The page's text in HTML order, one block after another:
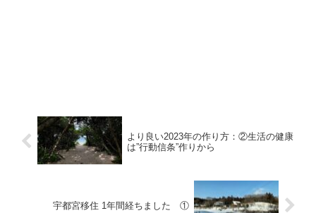
より良い2023年の作り方：②生活の健康
は”行動信条”作りから
宇都宮移住 1年間経ちました ①